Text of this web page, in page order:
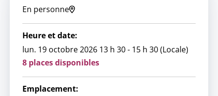
En personne
Heure et date:
lun. 19 octobre 2026 13 h 30 - 15 h 30 (Locale)
8 places disponibles
Emplacement: